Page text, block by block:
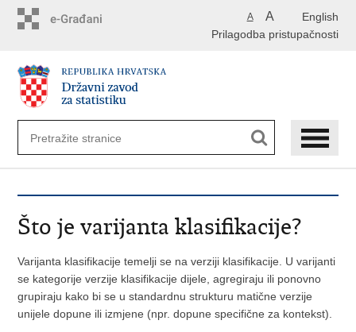
English
A A
Prilagodba pristupačnosti
Što je varijanta klasifikacije?
Varijanta klasifikacije temelji se na verziji klasifikacije. U varijanti
se kategorije verzije klasifikacije dijele, agregiraju ili ponovno
grupiraju kako bi se u standardnu strukturu matične verzije
unijele dopune ili izmjene (npr. dopune specifične za kontekst).